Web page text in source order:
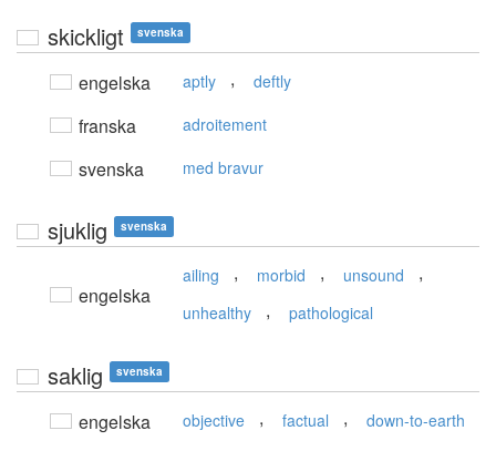
skickligt svenska
engelska aptly , deftly
franska adroitement
svenska med bravur
sjuklig svenska
engelska
ailing , morbid , unsound ,
unhealthy , pathological
saklig svenska
engelska objective , factual , down-to-earth